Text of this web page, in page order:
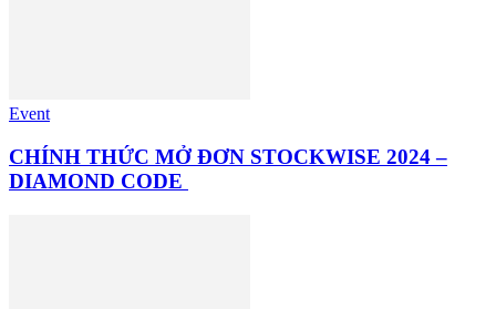
Event
CHÍNH THỨC MỞ ĐƠN STOCKWISE 2024 –
DIAMOND CODE